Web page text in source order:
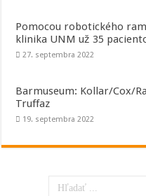
Pomocou robotického
klinika UNM už 35
27. septembra 2022
Barmuseum: Kollar/Cox/
Truffaz
19. septembra 2022